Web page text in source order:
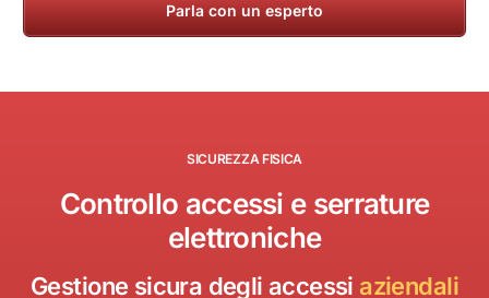
Parla con un esperto
SICUREZZA FISICA
Controllo accessi e serrature
elettroniche
Gestione sicura degli accessi aziendali